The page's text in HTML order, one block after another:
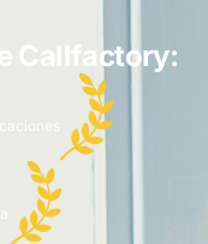
Callfactory: